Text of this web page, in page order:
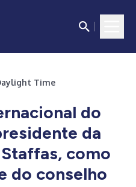
Time
do
da
como
do conselho